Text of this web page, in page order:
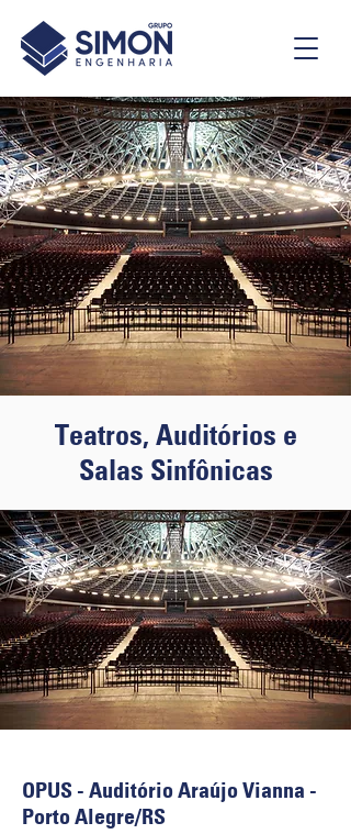
Teatros, Auditórios e
Salas Sinfônicas
OPUS - Auditório Araújo Vianna -
Porto Alegre/RS